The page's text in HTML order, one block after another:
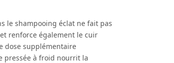
le shampooing éclat ne fait pas
renforce également le cuir
dose supplémentaire
pressée à froid nourrit la